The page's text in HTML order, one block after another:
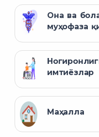
Она ва
муҳофаза
имтиёзлар
Маҳалла